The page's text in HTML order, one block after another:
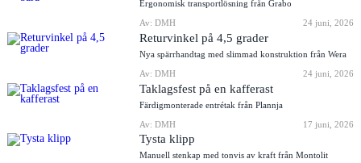
Ergonomisk transportlösning från Grabo
Av: DMH
24 juni, 2026
Returvinkel på 4,5 grader
Nya spärrhandtag med slimmad konstruktion från Wera
Av: DMH
24 juni, 2026
Taklagsfest på en kafferast
Färdigmonterade entrétak från Plannja
Av: DMH
17 juni, 2026
Tysta klipp
Manuell stenkap med tonvis av kraft från Montolit